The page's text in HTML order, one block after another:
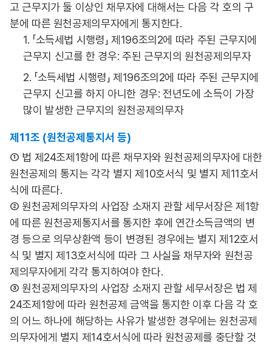
고 근무지가 둘 이상인 채무자에 대해서는 다음 각 호의 구
분에 따른 원천공제의무자에게 통지한다.
1. 「소득세법 시행령」 제196조의2에 따라 주된 근무지에
근무지 신고를 한 경우: 주된 근무지의 원천공제의무자
2. 「소득세법 시행령」 제196조의2에 따라 주된 근무지에
근무지 신고를 하지 아니한 경우: 전년도에 소득이 가장
많이 발생한 근무지의 원천공제의무자
제11조 (원천공제통지서 등)
① 법 제24조제1항에 따른 채무자와 원천공제의무자에 대한
원천공제의 통지는 각각 별지 제10호서식 및 별지 제11호서
식에 따른다.
② 원천공제의무자의 사업장 소재지 관할 세무서장은 제1항
에 따른 원천공제통지서를 통지한 후에 연간소득금액의 변
경 등으로 의무상환액 등이 변경된 경우에는 별지 제12호서
식 및 별지 제13호서식에 따라 그 사실을 채무자와 원천공
제의무자에게 각각 통지하여야 한다.
③ 원천공제의무자의 사업장 소재지 관할 세무서장은 법 제
24조제1항에 따라 원천공제 금액을 통지한 이후 다음 각 호
의 어느 하나에 해당하는 사유가 발생한 경우에는 원천공제
의무자에게 별지 제14호서식에 따라 원천공제를 중단할 것